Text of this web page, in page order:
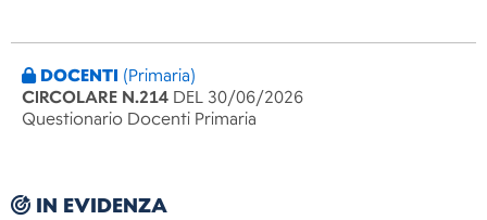
DOCENTI (Primaria)
CIRCOLARE N.214 DEL 30/06/2026
Questionario Docenti Primaria
IN EVIDENZA